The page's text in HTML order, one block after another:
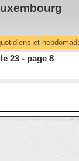
et
23 - page 8